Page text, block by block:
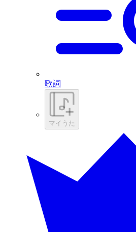
歌詞
マイうた